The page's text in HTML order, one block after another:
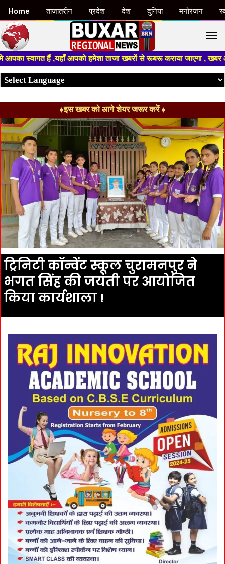
हैं ,यहाँ आपको हमेशा ताजा खबरों से रूबरू कराया जाएगा , खबर ओर
♦इस खबर को आगे शेयर जरूर करें ♦
ट्रिनिटी कॉन्वेंट स्कूल चुरामनपुर ने
भगत सिंह की जयंती पर आयोजित
किया कार्यशाला !
Home ताज़ातरीन प्रदेश देश दुनिया मनोरंजन